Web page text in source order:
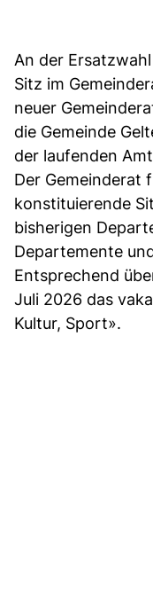
An der
Sitz im
neuer
die Gemeinde
der laufenden
Der Gemeinderat
konstituierende
bisherigen
Departemente
Entsprechend
Juli 2026 das
Kultur, Sport».